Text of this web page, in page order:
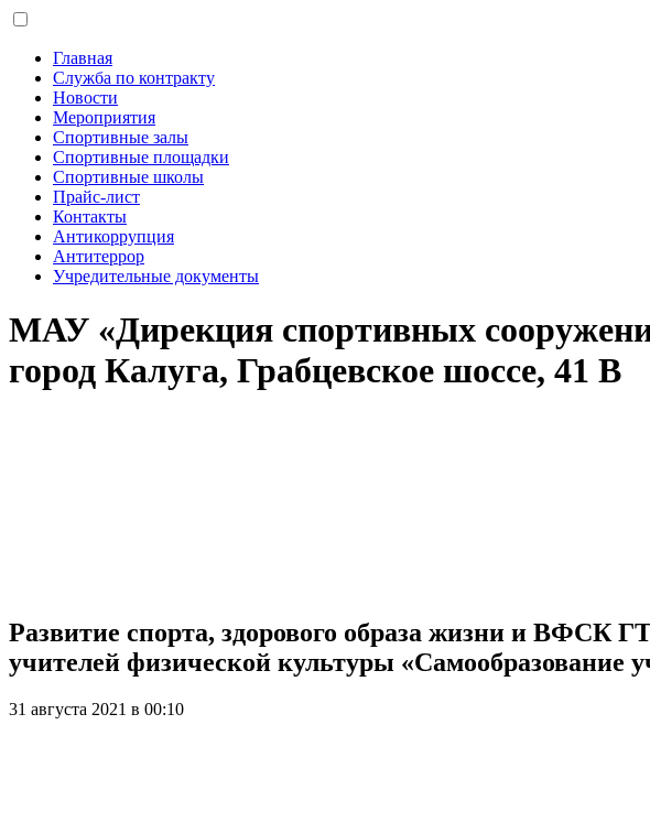
Главная
Служба по контракту
Новости
Мероприятия
Спортивные залы
Спортивные площадки
Спортивные школы
Прайс-лист
Контакты
Антикоррупция
Антитеррор
Учредительные документы
МАУ «Дирекция спортивных
город Калуга, Грабцевское шоссе, 41 В
Развитие спорта, здорового образа жизни и ВФСК
учителей физической культуры «Самообразование
31 августа 2021 в 00:10